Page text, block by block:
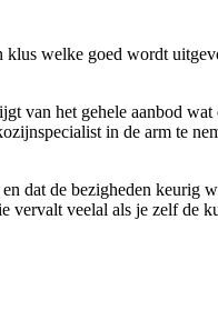
welke goed wordt
van het gehele aanbod
in de arm te
dat de bezigheden keurig
veelal als je zelf de